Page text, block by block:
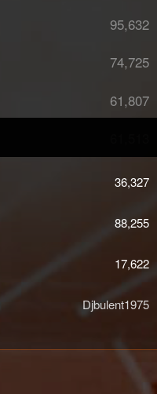
95,632
74,725
61,807
36,327
88,255
17,622
Djbulent1975